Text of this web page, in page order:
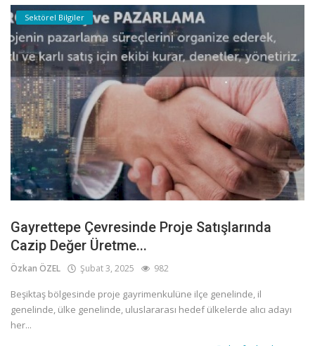
Sektörel Bilgiler
Gayrettepe Çevresinde Proje Satışlarında
Cazip Değer Üretme...
Özkan ÖZEL Şubat 3, 2025 982
Beşiktaş bölgesinde proje gayrimenkulüne ilçe genelinde, il
genelinde, ülke genelinde, uluslararası hedef ülkelerde alıcı adayı
her...